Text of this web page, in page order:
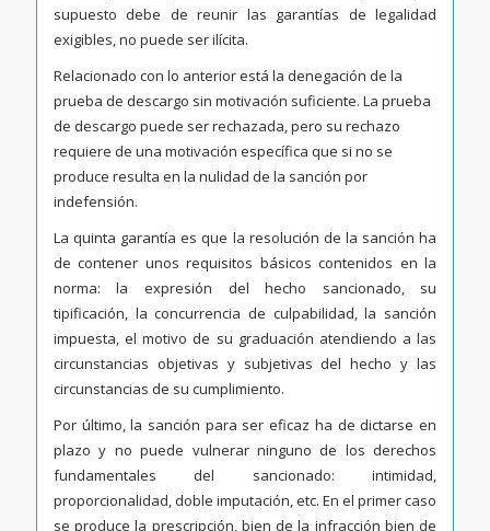
supuesto debe de reunir las garantías de legalidad
exigibles, no puede ser ilícita.
Relacionado con lo anterior está la denegación de la
prueba de descargo sin motivación suficiente. La prueba
de descargo puede ser rechazada, pero su rechazo
requiere de una motivación específica que si no se
produce resulta en la nulidad de la sanción por
indefensión.
La quinta garantía es que la resolución de la sanción ha
de contener unos requisitos básicos contenidos en la
norma: la expresión del hecho sancionado, su
tipificación, la concurrencia de culpabilidad, la sanción
impuesta, el motivo de su graduación atendiendo a las
circunstancias objetivas y subjetivas del hecho y las
circunstancias de su cumplimiento.
Por último, la sanción para ser eficaz ha de dictarse en
plazo y no puede vulnerar ninguno de los derechos
fundamentales del sancionado: intimidad,
proporcionalidad, doble imputación, etc. En el primer caso
se produce la prescripción, bien de la infracción bien de